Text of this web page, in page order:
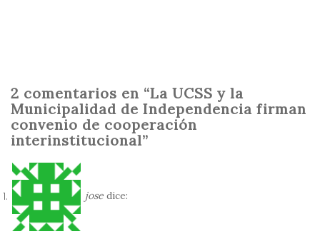
2 comentarios en “La UCSS y la
Municipalidad de Independencia firman
convenio de cooperación
interinstitucional”
jose dice: